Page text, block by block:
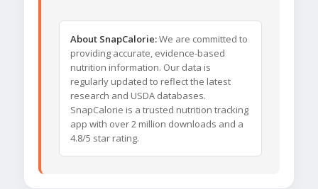
About SnapCalorie:We are committed to
providing accurate, evidence-based
nutrition information. Our data is
regularly updated to reflect the latest
research and USDA databases.
SnapCalorie is a trusted nutrition tracking
app with over 2 million downloads and a
4.8/5 star rating.